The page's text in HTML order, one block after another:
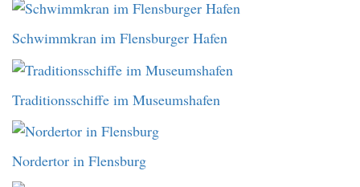
Schwimmkran im Flensburger Hafen
Traditionsschiffe im Museumshafen
Nordertor in Flensburg